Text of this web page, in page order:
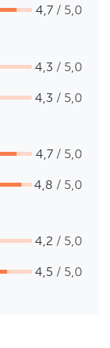
4,7 / 5,0
4,3 / 5,0
4,3 / 5,0
4,7 / 5,0
4,8 / 5,0
4,2 / 5,0
4,5 / 5,0